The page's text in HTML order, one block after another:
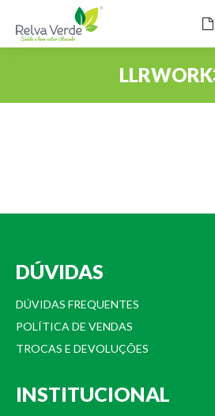
DÚVIDAS
DÚVIDAS FREQUENTES
POLÍTICA DE VENDAS
TROCAS E DEVOLUÇÕES
INSTITUCIONAL